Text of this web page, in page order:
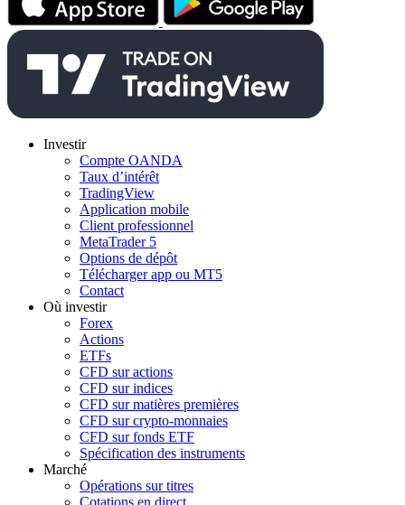
Investir
Compte OANDA
Taux d’intérêt
TradingView
Application mobile
Client professionnel
MetaTrader 5
Options de dépôt
Télécharger app ou MT5
Contact
Où investir
Forex
Actions
ETFs
CFD sur actions
CFD sur indices
CFD sur matières premières
CFD sur crypto-monnaies
CFD sur fonds ETF
Spécification des instruments
Marché
Opérations sur titres
Cotations en direct